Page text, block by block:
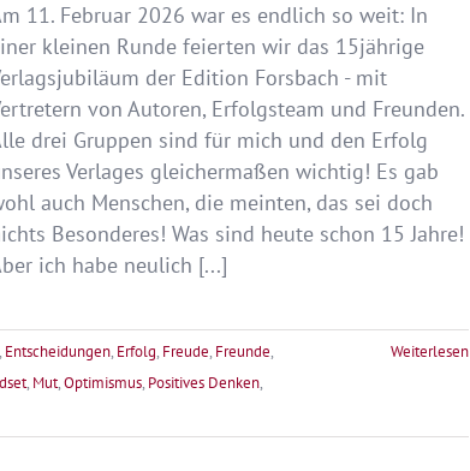
11. Februar 2026 war es endlich so weit: In
kleinen Runde feierten wir das 15jährige
der Edition Forsbach - mit
von Autoren, Erfolgsteam und Freunden.
drei Gruppen sind für mich und den Erfolg
Verlages gleichermaßen wichtig! Es gab
auch Menschen, die meinten, das sei doch
Besonderes! Was sind heute schon 15 Jahre!
ich habe neulich [...]
, Entscheidungen, Erfolg, Freude, Freunde,
, Mut,Optimismus, Positives Denken,
Weiterlesen